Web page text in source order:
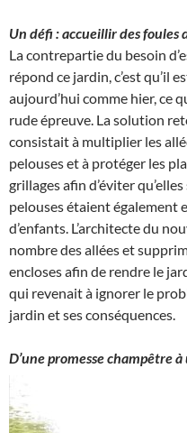
Un défi : accueillir des foules
La contrepartie du besoin
répond ce jardin, c’est qu’il
aujourd’hui comme hier, ce
rude épreuve. La solution
consistait à multiplier les
pelouses et à protéger les
grillages afin d’éviter
pelouses étaient également
d’enfants. L’architecte du
nombre des allées et
encloses afin de rendre le
qui revenait à ignorer le
jardin et ses conséquences.
D’une promesse champêtre